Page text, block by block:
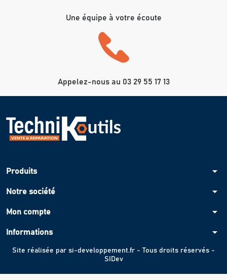
Une équipe à votre écoute
Appelez-nous au 03 29 55 17 13
Produits arrow_drop_down
Notre société arrow_drop_down
Mon compte arrow_drop_down
Informations arrow_drop_down
Site réalisée par si-developpement.fr - Tous droits réservés -
SIDev